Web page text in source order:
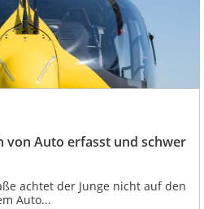
von Auto erfasst und schwer
achtet der Junge nicht auf den
Auto...